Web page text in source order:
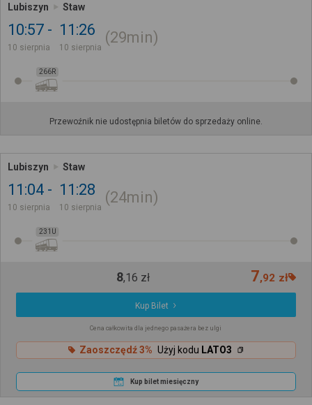
Lubiszyn Staw
10:57
10 sierpnia
11:26
10 sierpnia
29min
266R
Przewoźnik nie udostępnia biletów do sprzedaży online.
Lubiszyn Staw
11:04
10 sierpnia
11:28
10 sierpnia
24min
231U
8,16 zł 7,92 zł
Kup Bilet
Cena całkowita dla jednego pasażera bez ulgi
Zaoszczędź 3% Użyj kodu LATO3
Kup bilet miesięczny